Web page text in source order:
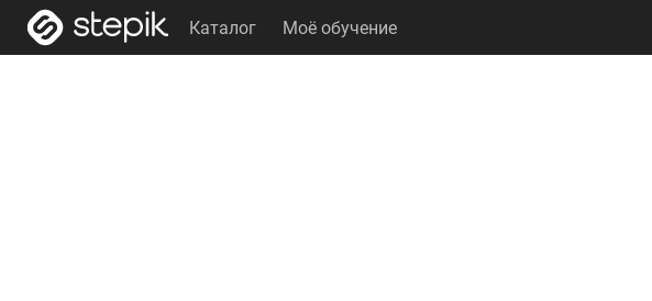
Каталог Моё обучение